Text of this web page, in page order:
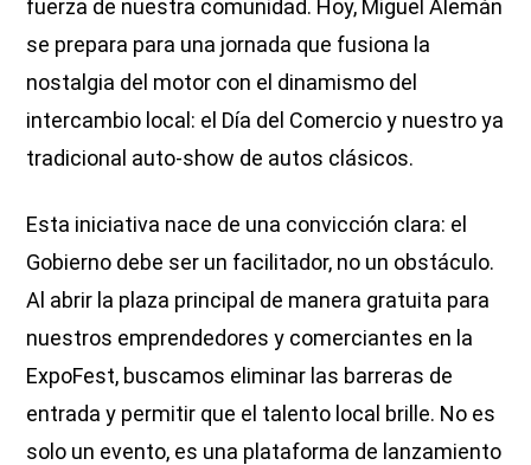
fuerza de nuestra comunidad. Hoy, Miguel Alemán
se prepara para una jornada que fusiona la
nostalgia del motor con el dinamismo del
intercambio local: el Día del Comercio y nuestro ya
tradicional auto-show de autos clásicos.
Esta iniciativa nace de una convicción clara: el
Gobierno debe ser un facilitador, no un obstáculo.
Al abrir la plaza principal de manera gratuita para
nuestros emprendedores y comerciantes en la
ExpoFest, buscamos eliminar las barreras de
entrada y permitir que el talento local brille. No es
solo un evento, es una plataforma de lanzamiento